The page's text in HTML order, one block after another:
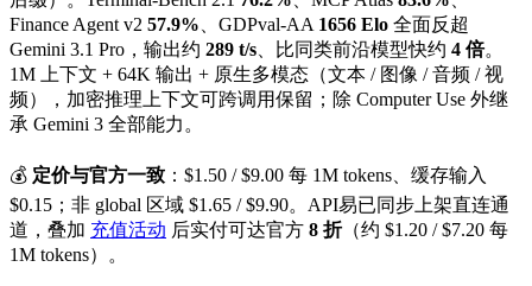
Finance Agent v2 57.9% 、GDPval-AA 1656 Elo 全面反超
Gemini 3.1 Pro，输出约 289 t/s 、比同类前沿模型快约 4 倍。
1M 上下文 + 64K 输出 + 原生多模态（文本 / 图像 / 音频 / 视
频），加密推理上下文可跨调用保留；除 Computer Use 外继
承 Gemini 3 全部能力。
💰 定价与官方一致 ：$1.50 / $9.00 每 1M tokens、缓存输入
$0.15；非 global 区域 $1.65 / $9.90。API易已同步上架直连通
道，叠加 充值活动 后实付可达官方 8 折（约 $1.20 / $7.20 每
1M tokens）。